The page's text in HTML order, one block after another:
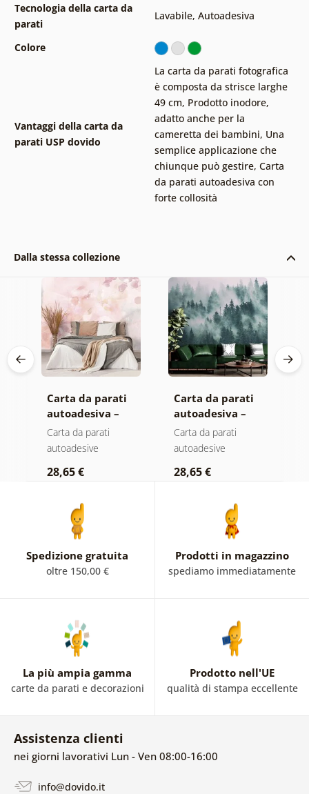
Tecnologia della carta da
parati
Lavabile, Autoadesiva
Colore
Vantaggi della carta da
parati USP dovido
La carta da parati fotografica
è composta da strisce larghe
49 cm, Prodotto inodore,
adatto anche per la
cameretta dei bambini, Una
semplice applicazione che
chiunque può gestire, Carta
da parati autoadesiva con
forte collosità
Dalla stessa collezione
Carta da parati
autoadesiva –
Foglie con
sfumatura
Carta da parati
autoadesive
28,65 €
Carta da parati
autoadesiva –
Foresta nella
nebbia
Carta da parati
autoadesive
28,65 €
Spedizione gratuita
oltre 150,00 €
Prodotti in magazzino
spediamo immediatamente
La più ampia gamma
carte da parati e decorazioni
Prodotto nell'UE
qualità di stampa eccellente
Assistenza clienti
nei giorni lavorativi Lun - Ven 08:00-16:00
info@dovido.it